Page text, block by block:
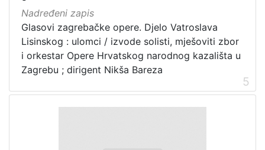
Nadređeni zapis
Glasovi zagrebačke opere. Djelo Vatroslava
Lisinskog : ulomci / izvode solisti, mješoviti zbor
i orkestar Opere Hrvatskog narodnog kazališta u
Zagrebu ; dirigent Nikša Bareza
5